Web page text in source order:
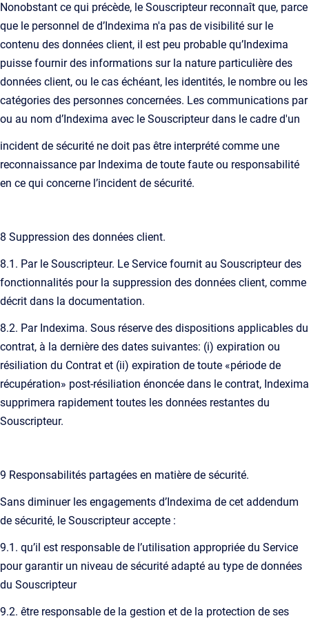
Nonobstant ce qui précède, le Souscripteur reconnaît que, parce
que le personnel de d’Indexima n'a pas de visibilité sur le
contenu des données client, il est peu probable qu’Indexima
puisse fournir des informations sur la nature particulière des
données client, ou le cas échéant, les identités, le nombre ou les
catégories des personnes concernées. Les communications par
ou au nom d’Indexima avec le Souscripteur dans le cadre d'un
incident de sécurité ne doit pas être interprété comme une
reconnaissance par Indexima de toute faute ou responsabilité
en ce qui concerne l’incident de sécurité.
8 Suppression des données client.
8.1. Par le Souscripteur. Le Service fournit au Souscripteur des
fonctionnalités pour la suppression des données client, comme
décrit dans la documentation.
8.2. Par Indexima. Sous réserve des dispositions applicables du
contrat, à la dernière des dates suivantes: (i) expiration ou
résiliation du Contrat et (ii) expiration de toute «période de
récupération» post-résiliation énoncée dans le contrat, Indexima
supprimera rapidement toutes les données restantes du
Souscripteur.
9 Responsabilités partagées en matière de sécurité.
Sans diminuer les engagements d’Indexima de cet addendum
de sécurité, le Souscripteur accepte :
9.1. qu’il est responsable de l’utilisation appropriée du Service
pour garantir un niveau de sécurité adapté au type de données
du Souscripteur
9.2. être responsable de la gestion et de la protection de ses